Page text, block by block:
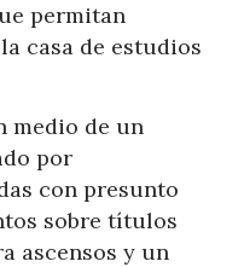
permitan
casa de estudios
medio de un
por
con presunto
sobre títulos
ascensos y un